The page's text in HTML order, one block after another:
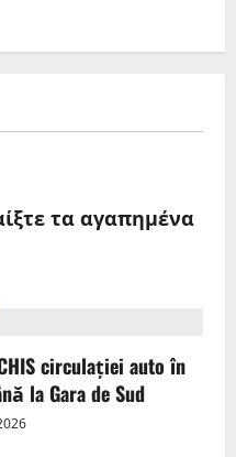
τα αγαπημένα
circulației auto în
la Gara de Sud